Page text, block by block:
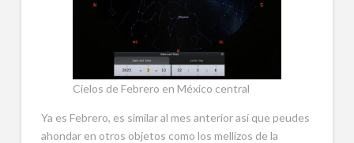
Cielos de Febrero en México central
Ya es Febrero, es similar al mes anterior así que peudes
ahondar en otros objetos como los mellizos de la